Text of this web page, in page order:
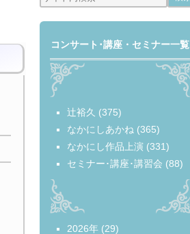
コンサート･講座・セミナー一覧
辻裕久 (375)
なかにしあかね (365)
なかにし作品上演 (331)
セミナー･講座･講習会 (88)
2026年 (29)